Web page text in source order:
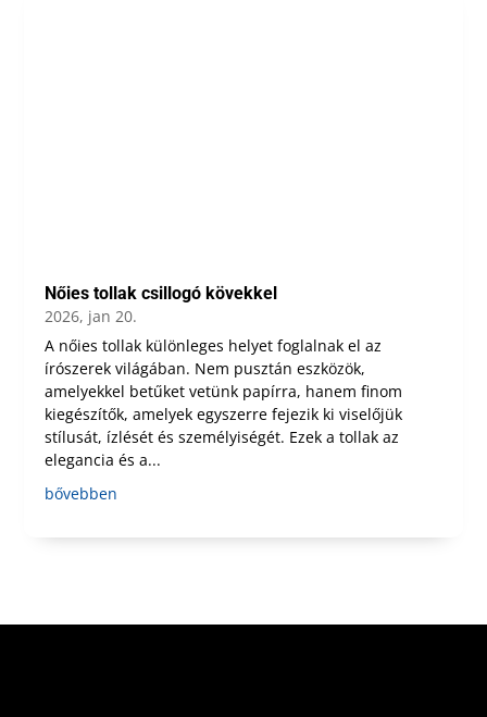
Nőies tollak csillogó kövekkel
2026, jan 20.
A nőies tollak különleges helyet foglalnak el az
írószerek világában. Nem pusztán eszközök,
amelyekkel betűket vetünk papírra, hanem finom
kiegészítők, amelyek egyszerre fejezik ki viselőjük
stílusát, ízlését és személyiségét. Ezek a tollak az
elegancia és a...
bővebben